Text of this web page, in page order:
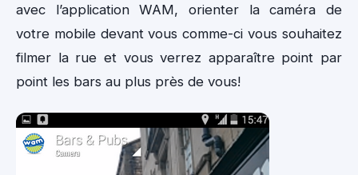
avec l’application WAM, orienter la caméra de
votre mobile devant vous comme-ci vous souhaitez
filmer la rue et vous verrez apparaître point par
point les bars au plus près de vous!